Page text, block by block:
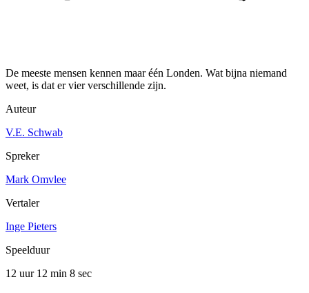
De meeste mensen kennen maar één Londen. Wat bijna niemand
weet, is dat er vier verschillende zijn.
Auteur
V.E. Schwab
Spreker
Mark Omvlee
Vertaler
Inge Pieters
Speelduur
12 uur 12 min 8 sec